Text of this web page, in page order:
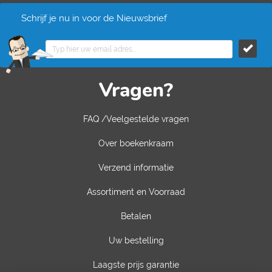
Schrijf je nu in voor de Nieuwsbrief
Vragen?
FAQ /Veelgestelde vragen
Over boekenkraam
Verzend informatie
Assortiment en Voorraad
Betalen
Uw bestelling
Laagste prijs garantie